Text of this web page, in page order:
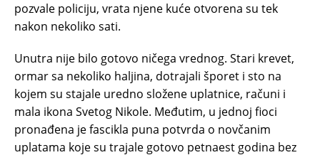
pozvale policiju, vrata njene kuće otvorena su tek
nakon nekoliko sati.
Unutra nije bilo gotovo ničega vrednog. Stari krevet,
ormar sa nekoliko haljina, dotrajali šporet i sto na
kojem su stajale uredno složene uplatnice, računi i
mala ikona Svetog Nikole. Međutim, u jednoj fioci
pronađena je fascikla puna potvrda o novčanim
uplatama koje su trajale gotovo petnaest godina bez